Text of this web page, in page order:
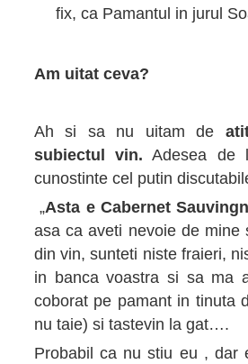
fix, ca Pamantul in jurul
Am uitat ceva?
Ah si sa nu uitam de
subiectul vin. Adesea de
cunostinte cel putin
„Asta e Cabernet
asa ca aveti nevoie de
din vin, sunteti niste fraieri,
in banca voastra si sa ma
coborat pe pamant in tinuta
nu taie) si tastevin la gat….
Probabil ca nu stiu eu , dar